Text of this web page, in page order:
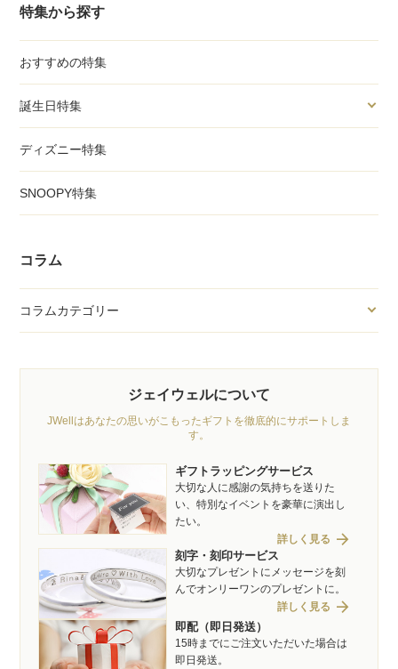
特集から探す
おすすめの特集
誕生日特集
ディズニー特集
SNOOPY特集
コラム
コラムカテゴリー
ジェイウェルについて
JWellはあなたの思いがこもったギフトを徹底的にサポートしま
す。
ギフトラッピングサービス
大切な人に感謝の気持ちを送りた
い、特別なイベントを豪華に演出し
たい。
詳しく見る arrow_forward
刻字・刻印サービス
大切なプレゼントにメッセージを刻
んでオンリーワンのプレゼントに。
詳しく見る arrow_forward
即配（即日発送）
15時までにご注文いただいた場合は
即日発送。